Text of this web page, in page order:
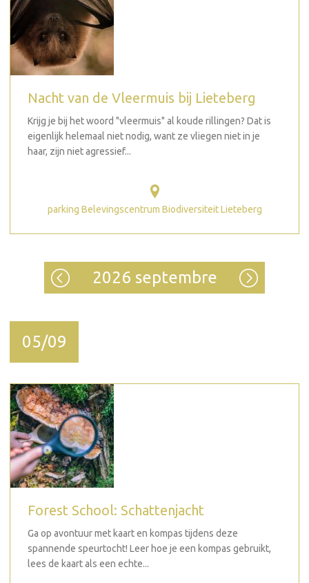
Nacht van de Vleermuis bij Lieteberg
Krijg je bij het woord "vleermuis" al koude rillingen? Dat is
eigenlijk helemaal niet nodig, want ze vliegen niet in je
haar, zijn niet agressief...
parking Belevingscentrum Biodiversiteit Lieteberg
2026 septembre
05/09
Forest School: Schattenjacht
Ga op avontuur met kaart en kompas tijdens deze
spannende speurtocht! Leer hoe je een kompas gebruikt,
lees de kaart als een echte...